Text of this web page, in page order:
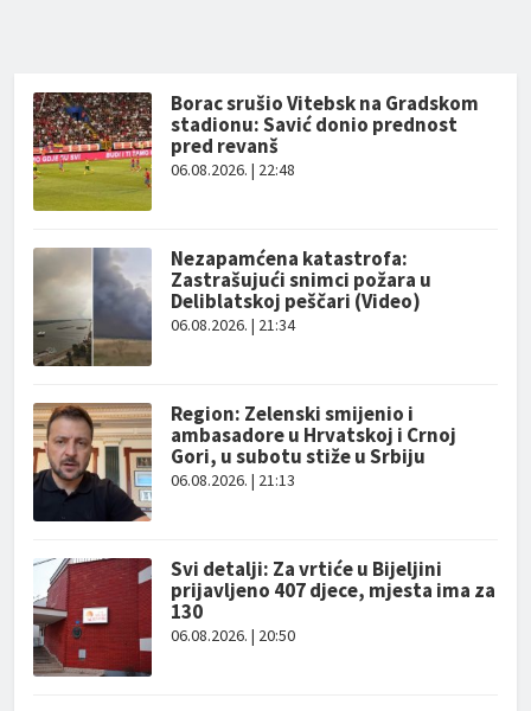
Borac srušio Vitebsk na Gradskom
stadionu: Savić donio prednost
pred revanš
06.08.2026. | 22:48
Nezapamćena katastrofa:
Zastrašujući snimci požara u
Deliblatskoj peščari (Video)
06.08.2026. | 21:34
Region: Zelenski smijenio i
ambasadore u Hrvatskoj i Crnoj
Gori, u subotu stiže u Srbiju
06.08.2026. | 21:13
Svi detalji: Za vrtiće u Bijeljini
prijavljeno 407 djece, mjesta ima za
130
06.08.2026. | 20:50